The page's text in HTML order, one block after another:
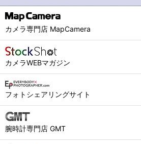
５．ご本人が容易に知覚できない方法によ
６．個人情報に関するお問合せ対応
シュッピン株式会社 個人情報相談窓口
Mail：privacy@syuppin.com (受付)
カメラ専門店 MapCamera
カメラWEBマガジン
フォトシェアリングサイト
腕時計専門店 GMT